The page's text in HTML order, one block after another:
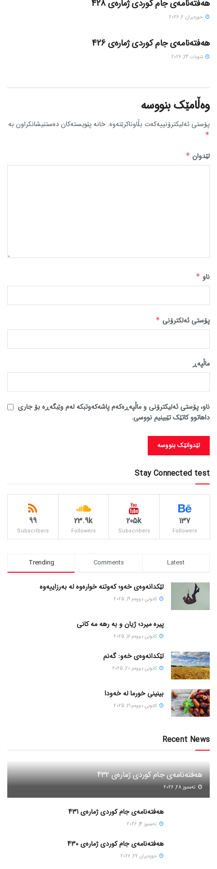
هەفتەنامەی جام کوردی ژمارەی 428
حوزه‌یران 2, 2026
هەفتەنامەی جام کوردی ژمارەی 426
شوبات 24, 2026
وەڵامێک بنووسە
پۆستی ئەلیکترۆنییەکەت بڵاوناکرێتەوە. خانە پێویستەکان دەستنیشانکراون بە
*
لێدوان*
ناو *
پۆستی ئەلکترۆنی *
ماڵپه‌ڕ
ناو، پۆستی ئەلیکترۆنی و ماڵپەڕەکەم پاشەکەوتبکە لەم وێبگەڕە بۆ جاری
داهاتوو کاتێک تێبینیم نووسی.
Stay Connected test
137
Followers
205k
Subscribers
23.9k
Followers
99
Subscribers
Trending Comments Latest
لێکدانەوەی خەو؛ کەوتنە خوارەوە لە بەرزاییەوە
كانونی دووه‌م 19, 2025
پیره میرد؛ ژیان و به رهه مه کانی
كانونی دووه‌م 16, 2025
لێکدانەوەی خەو: گەنم
كانونی دووه‌م 20, 2025
بینینی خورما لە خەودا
كانونی دووه‌م 21, 2025
Recent News
هەفتەنامەی جام کوردی ژمارەی 432
ته‌مموز 28, 2026
هەفتەنامەی جام کوردی ژمارەی 431
ته‌مموز 14, 2026
هەفتەنامەی جام کوردی ژمارەی 430
حوزه‌یران 27, 2026